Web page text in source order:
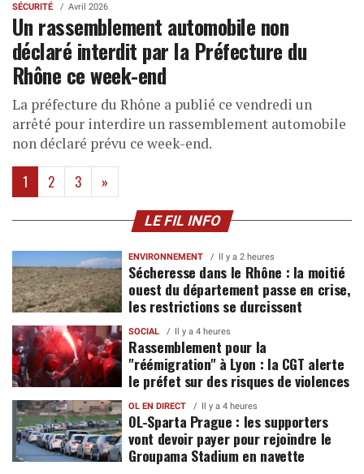
SÉCURITÉ Avril 2026
Un rassemblement automobile non
déclaré interdit par la Préfecture du
Rhône ce week-end
La préfecture du Rhône a publié ce vendredi un
arrêté pour interdire un rassemblement automobile
non déclaré prévu ce week-end.
1 (current)
2 3 »
LE FIL INFO
ENVIRONNEMENT Il y a 2 heures
Sécheresse dans le Rhône : la moitié
ouest du département passe en crise,
les restrictions se durcissent
SOCIAL Il y a 4 heures
Rassemblement pour la
"réémigration" à Lyon : la CGT alerte
le préfet sur des risques de violences
OL EN DIRECT Il y a 4 heures
OL-Sparta Prague : les supporters
vont devoir payer pour rejoindre le
Groupama Stadium en navette